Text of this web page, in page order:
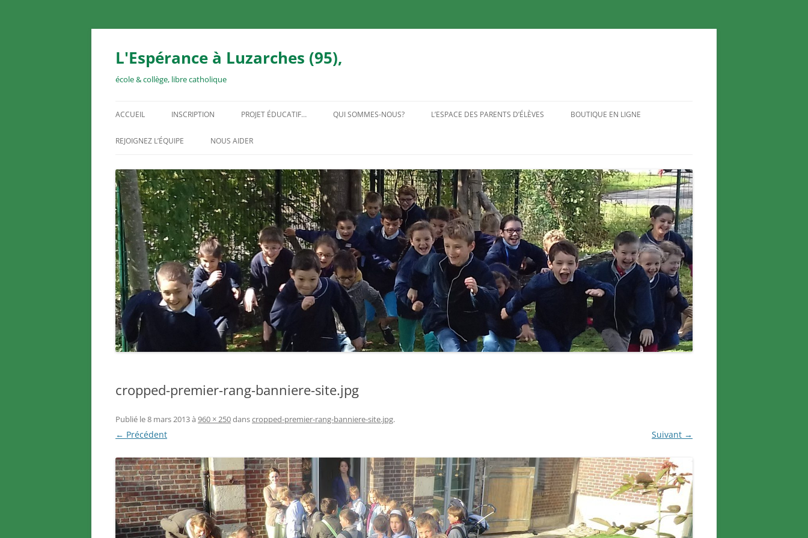
Aller
L'Espérance à Luzarches (95),
école & collège, libre catholique
ACCUEIL INSCRIPTION PROJET ÉDUCATIF… QUI SOMMES-NOUS? L’ESPACE DES PARENTS D’ÉLÈVES BOUTIQUE EN LIGNE
REJOIGNEZ L’ÉQUIPE NOUS AIDER
cropped-premier-rang-banniere-site.jpg
Publié le8 mars 2013à 960 × 250danscropped-premier-rang-banniere-site.jpg.
← Précédent Suivant →